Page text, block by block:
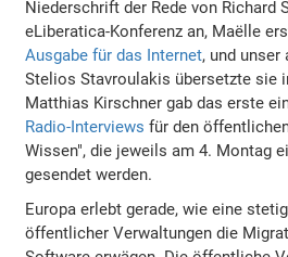
Niederschrift der Rede von Richard
eLiberatica-Konferenz an, Maëlle
Ausgabe für das Internet, und unser
Stelios Stavroulakis übersetzte sie
Matthias Kirschner gab das erste
Radio-Interviews für den
Wissen", die jeweils am 4. Montag
gesendet werden.
Europa erlebt gerade, wie eine
öffentlicher Verwaltungen die